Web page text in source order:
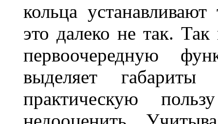
кольца
это далеко не так. Так
первоочередную
выделяет
практическую